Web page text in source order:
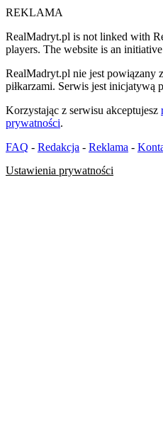
REKLAMA
RealMadryt.pl is not linked with
players. The website is an
RealMadryt.pl nie jest powiązany
piłkarzami. Serwis jest inicjatywą
Korzystając z serwisu akceptujesz
prywatności.
FAQ - Redakcja - Reklama -
Ustawienia prywatności